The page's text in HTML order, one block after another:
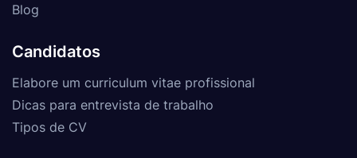
Blog
Candidatos
Elabore um curriculum vitae profissional
Dicas para entrevista de trabalho
Tipos de CV